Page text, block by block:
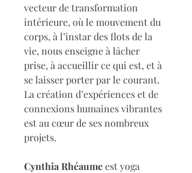
vecteur de transformation
intérieure, où le mouvement du
corps, à l’instar des flots de la
vie, nous enseigne à lâcher
prise, à accueillir ce qui est, et à
se laisser porter par le courant.
La création d’expériences et de
connexions humaines vibrantes
est au cœur de ses nombreux
projets.
Cynthia Rhéaume est yoga